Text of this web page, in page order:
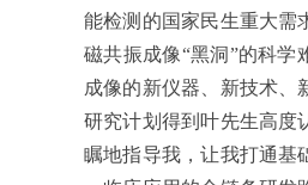
能检测的国家民生重大需
磁共振成像“黑洞 ”的科学
成像的新仪器、新技术、
研究计划得到叶先生高度
瞩地指导我，让我打通基